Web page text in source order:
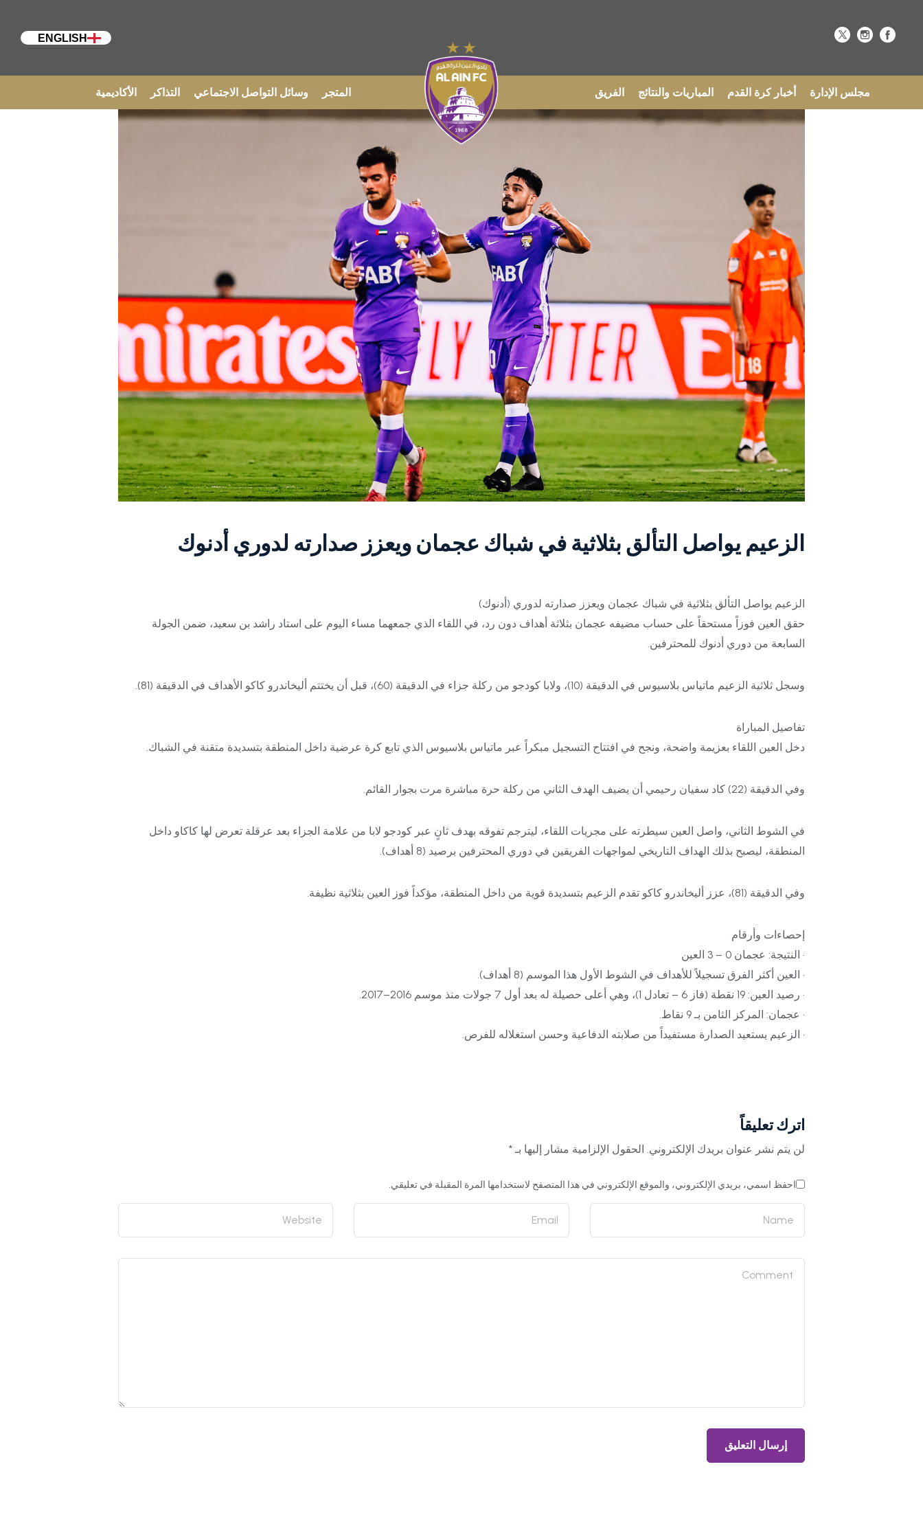
ENGLISH
مجلس الإدارة أخبار كرة القدم المباريات والنتائج الفريق المتجر وسائل التواصل الاجتماعي التذاكر الأكاديمية
الزعيم يواصل التألق بثلاثية في شباك عجمان ويعزز صدارته لدوري أدنوك
الزعيم يواصل التألق بثلاثية في شباك عجمان ويعزز صدارته لدوري (أدنوك)
حقق العين فوزاً مستحقاً على حساب مضيفه عجمان بثلاثة أهداف دون رد، في اللقاء الذي جمعهما مساء اليوم على استاد راشد بن سعيد، ضمن الجولة
السابعة من دوري أدنوك للمحترفين.
وسجل ثلاثية الزعيم ماتياس بلاسيوس في الدقيقة (10)، ولابا كودجو من ركلة جزاء في الدقيقة (60)، قبل أن يختتم أليخاندرو كاكو الأهداف في الدقيقة (81).
تفاصيل المباراة
دخل العين اللقاء بعزيمة واضحة، ونجح في افتتاح التسجيل مبكراً عبر ماتياس بلاسيوس الذي تابع كرة عرضية داخل المنطقة بتسديدة متقنة في الشباك.
وفي الدقيقة (22) كاد سفيان رحيمي أن يضيف الهدف الثاني من ركلة حرة مباشرة مرت بجوار القائم.
في الشوط الثاني، واصل العين سيطرته على مجريات اللقاء، ليترجم تفوقه بهدف ثانٍ عبر كودجو لابا من علامة الجزاء بعد عرقلة تعرض لها كاكاو داخل
المنطقة، ليصبح بذلك الهداف التاريخي لمواجهات الفريقين في دوري المحترفين برصيد (8 أهداف).
وفي الدقيقة (81)، عزز أليخاندرو كاكو تقدم الزعيم بتسديدة قوية من داخل المنطقة، مؤكداً فوز العين بثلاثية نظيفة.
إحصاءات وأرقام
• النتيجة: عجمان 0 – 3 العين
• العين أكثر الفرق تسجيلاً للأهداف في الشوط الأول هذا الموسم (8 أهداف).
• رصيد العين: 19 نقطة (فاز 6 – تعادل 1)، وهي أعلى حصيلة له بعد أول 7 جولات منذ موسم 2016–2017.
• عجمان: المركز الثامن بـ 9 نقاط.
• الزعيم يستعيد الصدارة مستفيداً من صلابته الدفاعية وحسن استغلاله للفرص.
اترك تعليقاً
لن يتم نشر عنوان بريدك الإلكتروني. الحقول الإلزامية مشار إليها بـ*
احفظ اسمي، بريدي الإلكتروني، والموقع الإلكتروني في هذا المتصفح لاستخدامها المرة المقبلة في تعليقي.